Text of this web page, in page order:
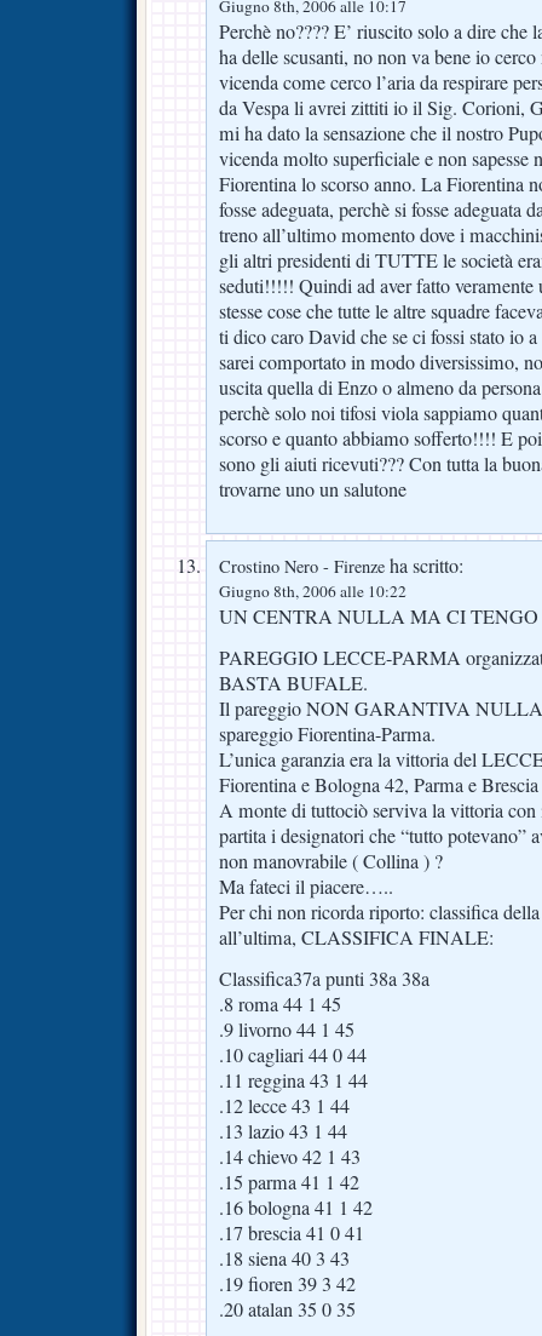
Giugno 8th, 2006 alle 10:17
Perchè no???? E’ riuscito solo a dire che
ha delle scusanti, no non va bene io
vicenda come cerco l’aria da respirare
da Vespa li avrei zittiti io il Sig. Corioni,
mi ha dato la sensazione che il nostro
vicenda molto superficiale e non sapesse
Fiorentina lo scorso anno. La Fiorentina
fosse adeguata, perchè si fosse adeguata
treno all’ultimo momento dove i
gli altri presidenti di TUTTE le società
seduti!!!!! Quindi ad aver fatto veramente
stesse cose che tutte le altre squadre
ti dico caro David che se ci fossi stato io
sarei comportato in modo diversissimo,
uscita quella di Enzo o almeno da
perchè solo noi tifosi viola sappiamo
scorso e quanto abbiamo sofferto!!!! E
sono gli aiuti ricevuti??? Con tutta la
trovarne uno un salutone
Crostino Nero - Firenze ha scritto:
Giugno 8th, 2006 alle 10:22
UN CENTRA NULLA MA CI
PAREGGIO LECCE-PARMA
BASTA BUFALE.
Il pareggio NON GARANTIVA
spareggio Fiorentina-Parma.
L’unica garanzia era la vittoria del
Fiorentina e Bologna 42, Parma e
A monte di tuttociò serviva la vittoria con
partita i designatori che “tutto potevano”
non manovrabile ( Collina ) ?
Ma fateci il piacere…..
Per chi non ricorda riporto: classifica
all’ultima, CLASSIFICA FINALE:
Classifica37a punti 38a 38a
.8 roma 44 1 45
.9 livorno 44 1 45
.10 cagliari 44 0 44
.11 reggina 43 1 44
.12 lecce 43 1 44
.13 lazio 43 1 44
.14 chievo 42 1 43
.15 parma 41 1 42
.16 bologna 41 1 42
.17 brescia 41 0 41
.18 siena 40 3 43
.19 fioren 39 3 42
.20 atalan 35 0 35